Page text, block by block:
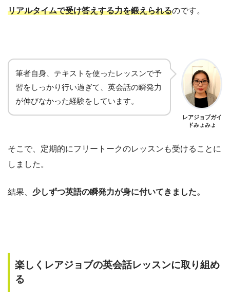
リアルタイムで受け答えする力を鍛えられるのです。
筆者自身、テキストを使ったレッスンで予
習をしっかり行い過ぎて、英会話の瞬発力
が伸びなかった経験をしています。
レアジョブガイ
ドみょみょ
そこで、定期的にフリートークのレッスンも受けることに
しました。
結果、 少しずつ英語の瞬発力が身に付いてきました。
楽しくレアジョブの英会話レッスンに取り組め
る